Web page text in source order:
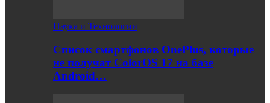
Наука и Технологии
Список смартфонов OnePlus, которые
не получат ColorOS 17 на базе
Android…